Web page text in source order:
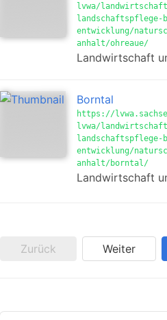
lvwa/
entwicklung/
anhalt/ohreaue/
Landwirtschaft
Borntal
https://
lvwa/
entwicklung/
anhalt/borntal/
Landwirtschaft
Zurück Weiter